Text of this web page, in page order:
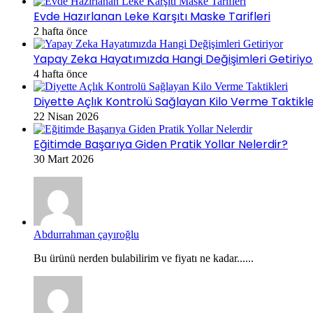
Evde Hazırlanan Leke Karşıtı Maske Tarifleri
2 hafta önce
Yapay Zeka Hayatımızda Hangi Değişimleri
4 hafta önce
Diyette Açlık Kontrolü Sağlayan Kilo Verme
22 Nisan 2026
Eğitimde Başarıya Giden Pratik Yollar Nelerdir?
30 Mart 2026
Abdurrahman çayıroğlu
Bu ürünü nerden bulabilirim ve fiyatı ne kadar......